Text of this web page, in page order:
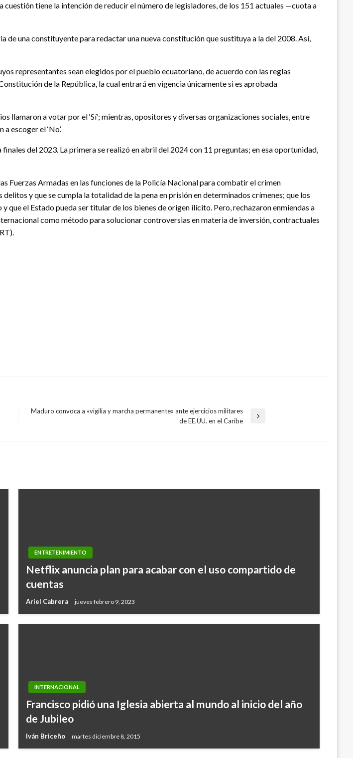
tiene la intención de reducir el número de legisladores, de los 151 actuales —cuota a
de una constituyente para redactar una nueva constitución que sustituya a la del 2008. Así,
representantes sean elegidos por el pueblo ecuatoriano, de acuerdo con las reglas
de la República, la cual entrará en vigencia únicamente si es aprobada
a votar por el ‘Sí’; mientras, opositores y diversas organizaciones sociales, entre
escoger el ‘No’.
del 2023. La primera se realizó en abril del 2024 con 11 preguntas; en esa oportunidad,
Fuerzas Armadas en las funciones de la Policía Nacional para combatir el crimen
y que se cumpla la totalidad de la pena en prisión en determinados crímenes; que los
el Estado pueda ser titular de los bienes de origen ilícito. Pero, rechazaron enmiendas a
como método para solucionar controversias en materia de inversión, contractuales
Maduro convoca a «vigilia y marcha permanente» ante ejercicios militares
de EE.UU. en el Caribe
ENTRETENIMIENTO
Netflix anuncia plan para acabar con el uso compartido de
cuentas
Ariel Cabrera jueves febrero 9, 2023
INTERNACIONAL
Francisco pidió una Iglesia abierta al mundo al inicio del año
de Jubileo
Iván Briceño martes diciembre 8, 2015